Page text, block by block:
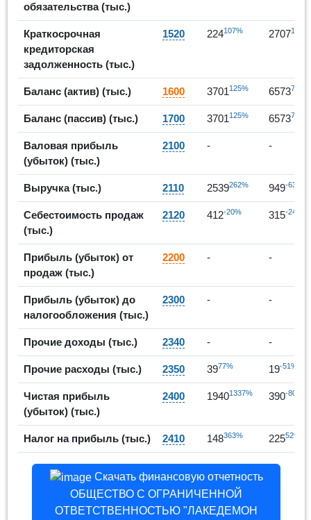
обязательства (тыс.)
Краткосрочная
кредиторская
задолженность (тыс.)
1520 224107% 2707
Баланс (актив) (тыс.) 1600 3701125% 657378%
Баланс (пассив) (тыс.) 1700 3701125% 657378%
Валовая прибыль
(убыток) (тыс.)
2100 - -
Выручка (тыс.) 2110 2539262% 949-63%
Себестоимость продаж
(тыс.)
2120 412-20% 315-24%
Прибыль (убыток) от
продаж (тыс.)
2200 - -
Прибыль (убыток) до
налогообложения (тыс.)
2300 - -
Прочие доходы (тыс.) 2340 - -
Прочие расходы (тыс.) 2350 3977% 19-51%
Чистая прибыль
(убыток) (тыс.)
2400 19401337% 390-80%
Налог на прибыль (тыс.) 2410 148363% 22552%
Скачать финансовую отчетность
ОБЩЕСТВО С ОГРАНИЧЕННОЙ
ОТВЕТСТВЕННОСТЬЮ "ЛАКЕДЕМОН